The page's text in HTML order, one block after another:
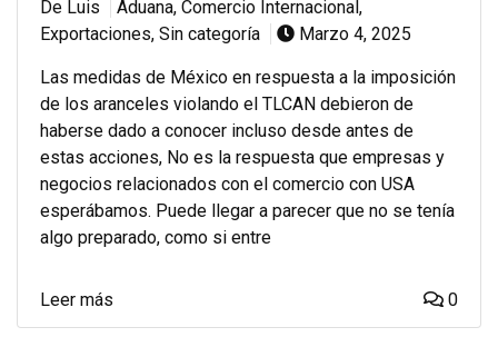
De Luis Aduana, Comercio Internacional,
Exportaciones, Sin categoría Marzo 4, 2025
Las medidas de México en respuesta a la imposición
de los aranceles violando el TLCAN debieron de
haberse dado a conocer incluso desde antes de
estas acciones, No es la respuesta que empresas y
negocios relacionados con el comercio con USA
esperábamos. Puede llegar a parecer que no se tenía
algo preparado, como si entre
Leer más 0